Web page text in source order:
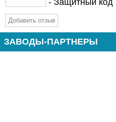
ЗАВОДЫ-ПАРТНЕРЫ